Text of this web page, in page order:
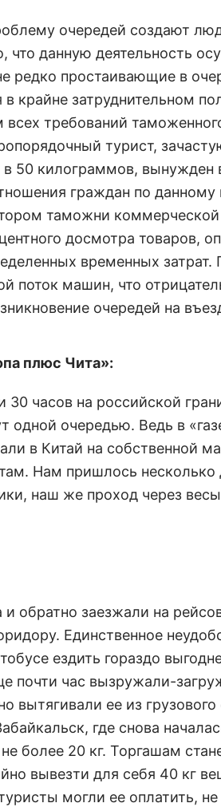
очередей создают
что данную деятельность
редко простаивающие в
в крайне затруднительном
требований
турист,
50 килограммов, вынужден
граждан по данному
таможни
досмотра товаров,
временных
поток машин, что
очередей на
плюс Чита»:
часов на российской
одной очередью. Ведь в
в Китай на собственной
Нам пришлось несколько
наш же проход через
обратно заезжали на
Единственное
ездить гораздо
почти час вызружали-
ее из грузового
где снова
более 20 кг. Торгашам
вывезти для себя 40 кг
могли ее оплатить, не